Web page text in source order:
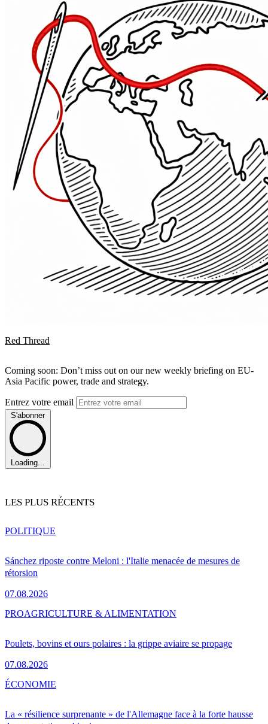
Red Thread
Coming soon: Don’t miss out on our new weekly briefing on EU-
Asia Pacific power, trade and strategy.
Entrez votre email
S'abonner
Loading...
LES PLUS RÉCENTS
Sánchez riposte contre Meloni : l'Italie menacée de mesures de
rétorsion
07.08.2026
POLITIQUE
Poulets, bovins et ours polaires : la grippe aviaire se propage
07.08.2026
PROAGRICULTURE & ALIMENTATION
La « résilience surprenante » de l'Allemagne face à la forte hausse
ÉCONOMIE